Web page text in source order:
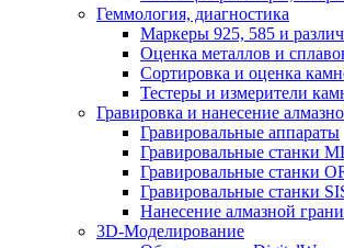
Геммология, диагностика
Маркеры 925, 585 и
Оценка металлов и
Сортировка и оценка
Тестеры и измерители
Гравировка и нанесение
Гравировальные аппараты
Гравировальные станки
Гравировальные станки
Гравировальные станки
Нанесение алмазной грани
3D-Моделирование